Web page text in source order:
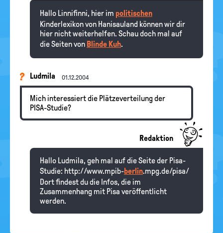
Hallo Linnifinni, hier im politischen
Kinderlexikon von Hanisauland können wir dir
hier nicht weiterhelfen. Schau doch mal auf
die Seiten von Blinde Kuh.
Ludmila 01.12.2004
Mich interessiert die Plätzeverteilung der
PISA-Studie?
Redaktion
Hallo Ludmila, geh mal auf die Seite der Pisa-
Studie: http://www.mpib-berlin.mpg.de/pisa/
Dort findest du die Infos, die im
Zusammenhang mit Pisa veröffentlicht
werden.